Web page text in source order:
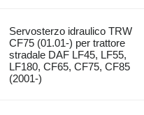
Servosterzo idraulico TRW
CF75 (01.01-) per trattore
stradale DAF LF45, LF55,
LF180, CF65, CF75, CF85
(2001-)